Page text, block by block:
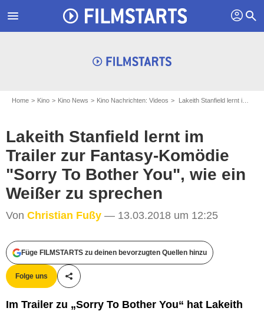
menu profil search
Home Kino Kino News Kino Nachrichten: Videos Lakeith Stanfield lernt im Trailer zur Fantasy-Komödie "Sorry To Bother You", wie ein Weißer zu sprechen
Lakeith Stanfield lernt im
Trailer zur Fantasy-Komödie
"Sorry To Bother You", wie ein
Weißer zu sprechen
Von Christian Fußy — 13.03.2018 um 12:25
Füge FILMSTARTS zu deinen bevorzugten Quellen hinzu
Folge uns
Teile diesen Artikel
Im Trailer zu „Sorry To Bother You“ hat Lakeith